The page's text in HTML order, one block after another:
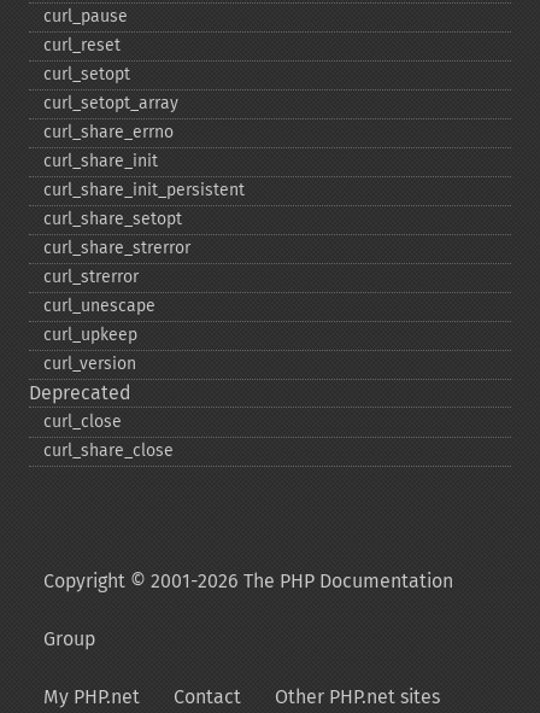
curl_​pause
curl_​reset
curl_​setopt
curl_​setopt_​array
curl_​share_​errno
curl_​share_​init
curl_​share_​init_​persistent
curl_​share_​setopt
curl_​share_​strerror
curl_​strerror
curl_​unescape
curl_​upkeep
curl_​version
Deprecated
curl_​close
curl_​share_​close
Copyright © 2001-2026 The PHP Documentation
Group
My PHP.net Contact Other PHP.net sites